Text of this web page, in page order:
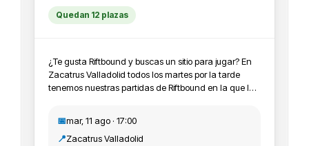
Quedan 12 plazas
¿Te gusta Riftbound y buscas un sitio para jugar? En
Zacatrus Valladolid todos los martes por la tarde
tenemos nuestras partidas de Riftbound en la que los
ellas. Además puedes conseguir material promo y
participar en los Skirmish de la tienda. ¡Pásate a jugar
📅mar, 11 ago · 17:00
📍Zacatrus Valladolid